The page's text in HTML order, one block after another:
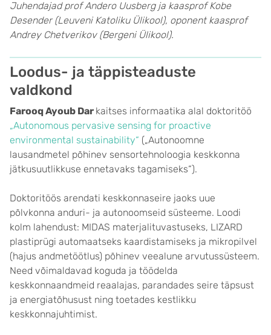
Juhendajad prof Andero Uusberg ja kaasprof Kobe
Desender (Leuveni Katoliku Ülikool), oponent kaasprof
Andrey Chetverikov (Bergeni Ülikool).
Loodus- ja täppisteaduste
valdkond
Farooq Ayoub Dar kaitses informaatika alal doktoritöö
„Autonomous pervasive sensing for proactive
environmental sustainability“ („Autonoomne
lausandmetel põhinev sensortehnoloogia keskkonna
jätkusuutlikkuse ennetavaks tagamiseks“).
Doktoritöös arendati keskkonnaseire jaoks uue
põlvkonna anduri- ja autonoomseid süsteeme. Loodi
kolm lahendust: MIDAS materjalituvastuseks, LIZARD
plastiprügi automaatseks kaardistamiseks ja mikropilvel
(hajus andmetöötlus) põhinev veealune arvutussüsteem.
Need võimaldavad koguda ja töödelda
keskkonnaandmeid reaalajas, parandades seire täpsust
ja energiatõhusust ning toetades kestlikku
keskkonnajuhtimist.